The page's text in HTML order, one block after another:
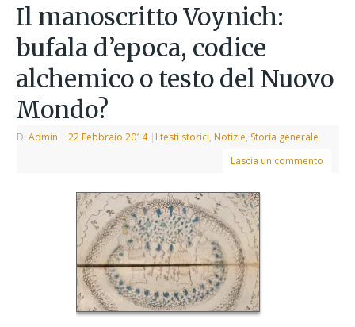
Il manoscritto Voynich:
bufala d’epoca, codice
alchemico o testo del Nuovo
Mondo?
DiAdmin | 22 Febbraio 2014 | I testi storici, Notizie, Storia generale
Lascia un commento